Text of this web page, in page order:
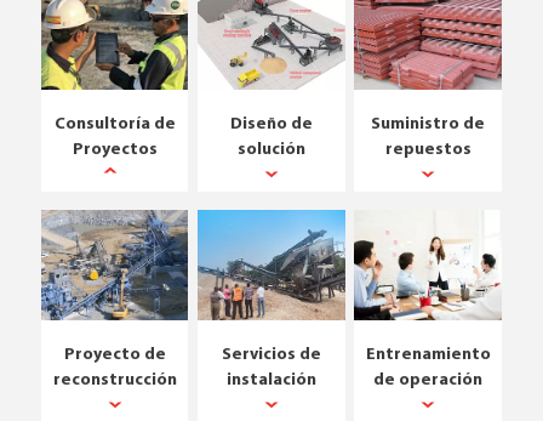
Consultoría de
Proyectos
Diseño de
solución
Suministro de
repuestos
Proyecto de
reconstrucción
Servicios de
instalación
Entrenamiento
de operación